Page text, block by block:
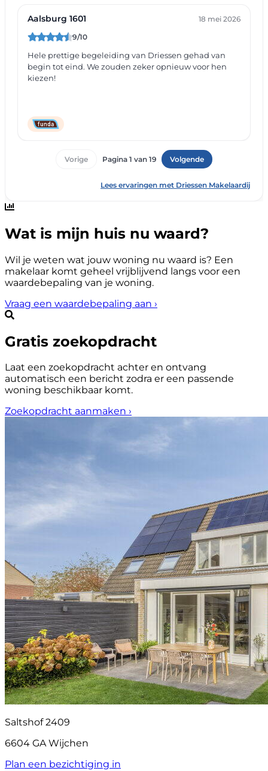
Wat is mijn huis nu waard?
Wil je weten wat jouw woning nu waard is? Een
makelaar komt geheel vrijblijvend langs voor een
waardebepaling van je woning.
Vraag een waardebepaling aan ›
Gratis zoekopdracht
Laat een zoekopdracht achter en ontvang
automatisch een bericht zodra er een passende
woning beschikbaar komt.
Zoekopdracht aanmaken ›
Saltshof 2409
6604 GA Wijchen
Plan een bezichtiging in